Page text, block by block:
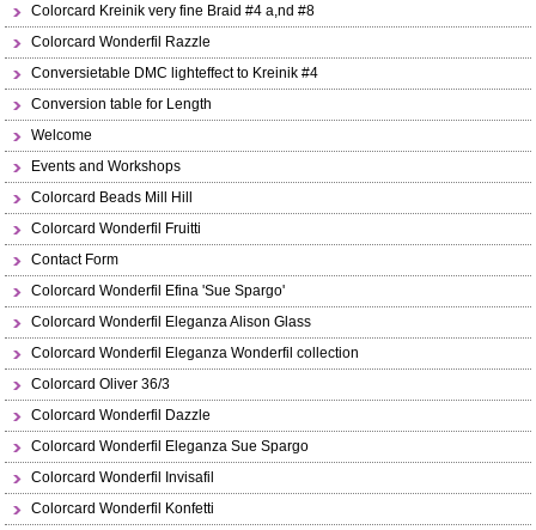
Colorcard Kreinik very fine Braid #4 a,nd #8
Colorcard Wonderfil Razzle
Conversietable DMC lighteffect to Kreinik #4
Conversion table for Length
Welcome
Events and Workshops
Colorcard Beads Mill Hill
Colorcard Wonderfil Fruitti
Contact Form
Colorcard Wonderfil Efina 'Sue Spargo'
Colorcard Wonderfil Eleganza Alison Glass
Colorcard Wonderfil Eleganza Wonderfil collection
Colorcard Oliver 36/3
Colorcard Wonderfil Dazzle
Colorcard Wonderfil Eleganza Sue Spargo
Colorcard Wonderfil Invisafil
Colorcard Wonderfil Konfetti